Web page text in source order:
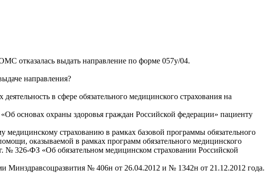
отказалась выдать направление по форме 057у/04.
направления?
в сфере обязательного медицинского страхования на
основах охраны здоровья граждан Российской федерации» пациенту
медицинскому страхованию в рамках базовой программы обязательного
оказываемой в рамках программ обязательного медицинского
№ 326-ФЗ «Об обязательном медицинском страховании Российской
Минздравсоцразвития № 406н от 26.04.2012 и № 1342н от 21.12.2012 года.